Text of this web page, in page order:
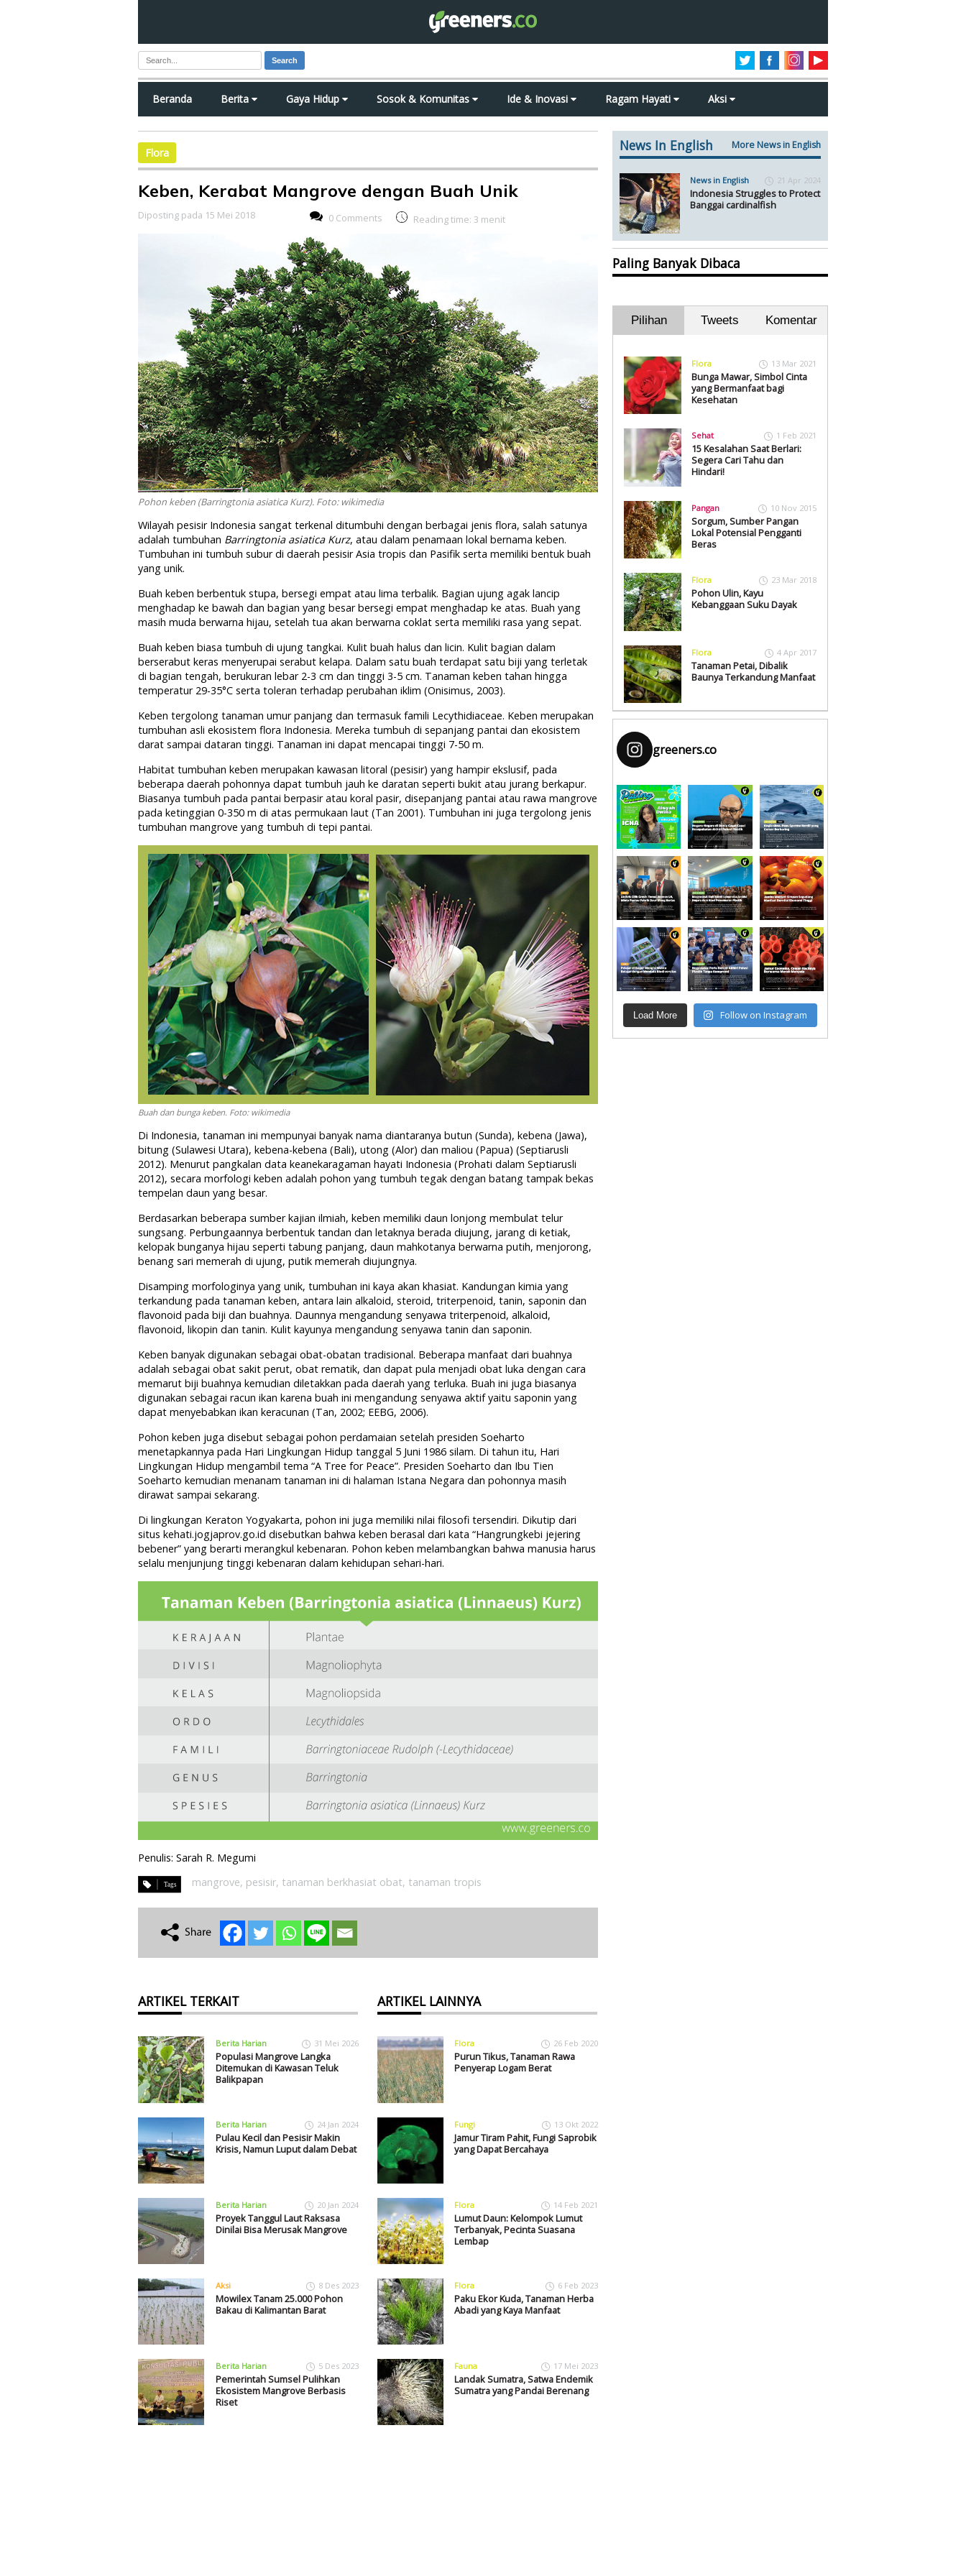
Search
Beranda Berita Gaya Hidup Sosok & Komunitas Ide & Inovasi Ragam Hayati Aksi
Flora
Keben, Kerabat Mangrove dengan Buah Unik
Diposting pada 15 Mei 2018 0 Comments Reading time: 3 menit
Pohon keben (Barringtonia asiatica Kurz). Foto: wikimedia
Wilayah pesisir Indonesia sangat terkenal ditumbuhi dengan berbagai jenis flora, salah satunya
adalah tumbuhan Barringtonia asiatica Kurz, atau dalam penamaan lokal bernama keben.
Tumbuhan ini tumbuh subur di daerah pesisir Asia tropis dan Pasifik serta memiliki bentuk buah
yang unik.
Buah keben berbentuk stupa, bersegi empat atau lima terbalik. Bagian ujung agak lancip
menghadap ke bawah dan bagian yang besar bersegi empat menghadap ke atas. Buah yang
masih muda berwarna hijau, setelah tua akan berwarna coklat serta memiliki rasa yang sepat.
Buah keben biasa tumbuh di ujung tangkai. Kulit buah halus dan licin. Kulit bagian dalam
berserabut keras menyerupai serabut kelapa. Dalam satu buah terdapat satu biji yang terletak
di bagian tengah, berukuran lebar 2-3 cm dan tinggi 3-5 cm. Tanaman keben tahan hingga
temperatur 29-35°C serta toleran terhadap perubahan iklim (Onisimus, 2003).
Keben tergolong tanaman umur panjang dan termasuk famili Lecythidiaceae. Keben merupakan
tumbuhan asli ekosistem flora Indonesia. Mereka tumbuh di sepanjang pantai dan ekosistem
darat sampai dataran tinggi. Tanaman ini dapat mencapai tinggi 7-50 m.
Habitat tumbuhan keben merupakan kawasan litoral (pesisir) yang hampir ekslusif, pada
beberapa daerah pohonnya dapat tumbuh jauh ke daratan seperti bukit atau jurang berkapur.
Biasanya tumbuh pada pantai berpasir atau koral pasir, disepanjang pantai atau rawa mangrove
pada ketinggian 0-350 m di atas permukaan laut (Tan 2001). Tumbuhan ini juga tergolong jenis
tumbuhan mangrove yang tumbuh di tepi pantai.
Buah dan bunga keben. Foto: wikimedia
Di Indonesia, tanaman ini mempunyai banyak nama diantaranya butun (Sunda), kebena (Jawa),
bitung (Sulawesi Utara), kebena-kebena (Bali), utong (Alor) dan maliou (Papua) (Septiarusli
2012). Menurut pangkalan data keanekaragaman hayati Indonesia (Prohati dalam Septiarusli
2012), secara morfologi keben adalah pohon yang tumbuh tegak dengan batang tampak bekas
tempelan daun yang besar.
Berdasarkan beberapa sumber kajian ilmiah, keben memiliki daun lonjong membulat telur
sungsang. Perbungaannya berbentuk tandan dan letaknya berada diujung, jarang di ketiak,
kelopak bunganya hijau seperti tabung panjang, daun mahkotanya berwarna putih, menjorong,
benang sari memerah di ujung, putik memerah diujungnya.
Disamping morfologinya yang unik, tumbuhan ini kaya akan khasiat. Kandungan kimia yang
terkandung pada tanaman keben, antara lain alkaloid, steroid, triterpenoid, tanin, saponin dan
flavonoid pada biji dan buahnya. Daunnya mengandung senyawa triterpenoid, alkaloid,
flavonoid, likopin dan tanin. Kulit kayunya mengandung senyawa tanin dan saponin.
Keben banyak digunakan sebagai obat-obatan tradisional. Beberapa manfaat dari buahnya
adalah sebagai obat sakit perut, obat rematik, dan dapat pula menjadi obat luka dengan cara
memarut biji buahnya kemudian diletakkan pada daerah yang terluka. Buah ini juga biasanya
digunakan sebagai racun ikan karena buah ini mengandung senyawa aktif yaitu saponin yang
dapat menyebabkan ikan keracunan (Tan, 2002; EEBG, 2006).
Pohon keben juga disebut sebagai pohon perdamaian setelah presiden Soeharto
menetapkannya pada Hari Lingkungan Hidup tanggal 5 Juni 1986 silam. Di tahun itu, Hari
Lingkungan Hidup mengambil tema “A Tree for Peace”. Presiden Soeharto dan Ibu Tien
Soeharto kemudian menanam tanaman ini di halaman Istana Negara dan pohonnya masih
dirawat sampai sekarang.
Di lingkungan Keraton Yogyakarta, pohon ini juga memiliki nilai filosofi tersendiri. Dikutip dari
situs kehati.jogjaprov.go.id disebutkan bahwa keben berasal dari kata “Hangrungkebi jejering
bebener” yang berarti merangkul kebenaran. Pohon keben melambangkan bahwa manusia harus
selalu menjunjung tinggi kebenaran dalam kehidupan sehari-hari.
Penulis: Sarah R. Megumi
mangrove, pesisir, tanaman berkhasiat obat, tanaman tropis
ARTIKEL TERKAIT
Berita Harian 31 Mei 2026
Populasi Mangrove Langka
Ditemukan di Kawasan Teluk
Balikpapan
Berita Harian 24 Jan 2024
Pulau Kecil dan Pesisir Makin
Krisis, Namun Luput dalam Debat
Berita Harian 20 Jan 2024
Proyek Tanggul Laut Raksasa
Dinilai Bisa Merusak Mangrove
Aksi 8 Des 2023
Mowilex Tanam 25.000 Pohon
Bakau di Kalimantan Barat
Berita Harian 5 Des 2023
Pemerintah Sumsel Pulihkan
Ekosistem Mangrove Berbasis
Riset
ARTIKEL LAINNYA
Flora 26 Feb 2020
Purun Tikus, Tanaman Rawa
Penyerap Logam Berat
Fungi 13 Okt 2022
Jamur Tiram Pahit, Fungi Saprobik
yang Dapat Bercahaya
Flora 14 Feb 2021
Lumut Daun: Kelompok Lumut
Terbanyak, Pecinta Suasana
Lembap
Flora 6 Feb 2023
Paku Ekor Kuda, Tanaman Herba
Abadi yang Kaya Manfaat
Fauna 17 Mei 2023
Landak Sumatra, Satwa Endemik
Sumatra yang Pandai Berenang
News In English More News in English
News in English 21 Apr 2024
Indonesia Struggles to Protect
Banggai cardinalfish
Paling Banyak Dibaca
Pilihan Tweets Komentar
Flora 13 Mar 2021
Bunga Mawar, Simbol Cinta
yang Bermanfaat bagi
Kesehatan
Sehat 1 Feb 2021
15 Kesalahan Saat Berlari:
Segera Cari Tahu dan
Hindari!
Pangan 10 Nov 2015
Sorgum, Sumber Pangan
Lokal Potensial Pengganti
Beras
Flora 23 Mar 2018
Pohon Ulin, Kayu
Kebanggaan Suku Dayak
Flora 4 Apr 2017
Tanaman Petai, Dibalik
Baunya Terkandung Manfaat
greeners.co
Load More Follow on Instagram